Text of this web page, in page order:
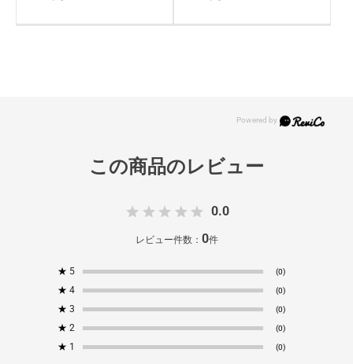
0.0
レビュー件数： 0件
★ 5 (0)
★ 4 (0)
★ 3 (0)
★ 2 (0)
★ 1 (0)